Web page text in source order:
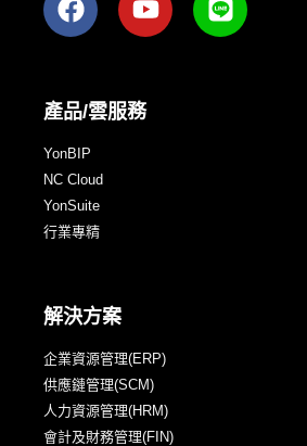
產品/雲服務
YonBIP
NC Cloud
YonSuite
行業專精
解決方案
企業資源管理(ERP)
供應鏈管理(SCM)
人力資源管理(HRM)
會計及財務管理(FIN)